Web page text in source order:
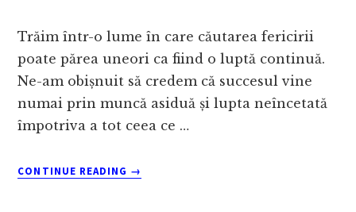
Trăim într-o lume în care căutarea fericirii
poate părea uneori ca fiind o luptă continuă.
Ne-am obișnuit să credem că succesul vine
numai prin muncă asiduă și lupta neîncetată
împotriva a tot ceea ce …
CONTINUE READING
ABOUT
→